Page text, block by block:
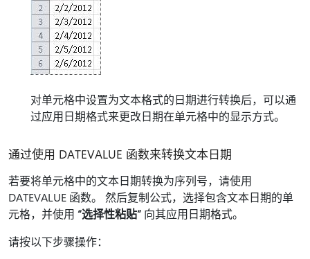
对单元格中设置为文本格式的日期进行转换后，可以通
过应用日期格式来更改日期在单元格中的显示方式。
通过使用 DATEVALUE 函数来转换文本日期
若要将单元格中的文本日期转换为序列号，请使用
DATEVALUE 函数。 然后复制公式，选择包含文本日期的单
元格，并使用 “选择性粘贴” 向其应用日期格式。
请按以下步骤操作：